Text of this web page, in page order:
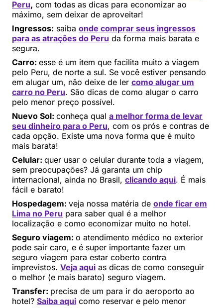
Peru, com todas as dicas para economizar ao
máximo, sem deixar de aproveitar!
Ingressos: saiba onde comprar seus ingressos
para as atrações do Peru da forma mais barata e
segura.
Carro: esse é um item que facilita muito a viagem
pelo Peru, de norte a sul. Se você estiver pensando
em alugar um, não deixe de ler como alugar um
carro no Peru. São dicas de como alugar o carro
pelo menor preço possível.
Nuevo Sol: conheça qual a melhor forma de levar
seu dinheiro para o Peru, com os prós e contras de
cada opção. Existe uma nova forma que é muito
mais barata!
Celular: quer usar o celular durante toda a viagem,
sem preocupações? Já garanta um chip
internacional, ainda no Brasil, clicando aqui. É mais
fácil e barato!
Hospedagem: veja nossa matéria de onde ficar em
Lima no Peru para saber qual é a melhor
localização e como economizar muito no hotel.
Seguro viagem: o atendimento médico no exterior
pode sair caro, e é super importante fazer um
seguro viagem para estar coberto contra
imprevistos. Veja aqui as dicas de como conseguir
o melhor (e mais barato) seguro viagem.
Transfer: precisa de um para ir do aeroporto ao
hotel? Saiba aqui como reservar e pelo menor